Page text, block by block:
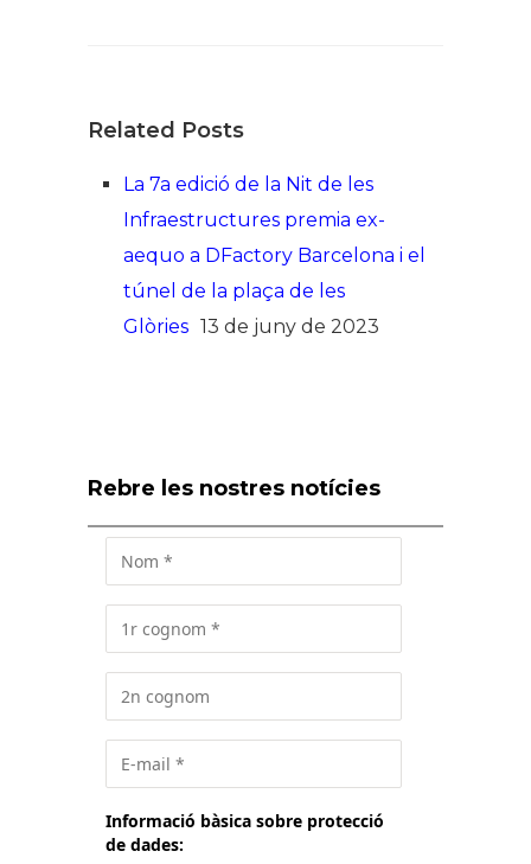
Related Posts
La 7a edició de la Nit de les
Infraestructures premia ex-
aequo a DFactory Barcelona i el
túnel de la plaça de les
Glòries 13 de juny de 2023
Rebre les nostres notícies
Informació bàsica sobre protecció
de dades: